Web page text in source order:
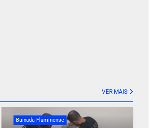
VER MAIS
Baixada Fluminense